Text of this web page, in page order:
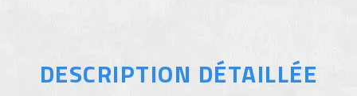
DESCRIPTION DÉTAILLÉE